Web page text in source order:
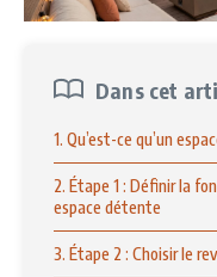
Dans cet
1. Qu’est-ce qu’un
2. Étape 1 : Définir la
espace détente
3. Étape 2 : Choisir le